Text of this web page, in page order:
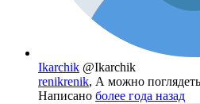
Ikarchik @Ikarchik
renikrenik, А можно
Написано более года назад